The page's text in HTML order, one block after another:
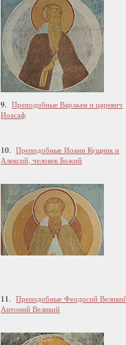
9.Преподобные Варлаам и царевич
Иоасаф
10.Преподобные Иоанн Кущник и
Алексий, человек Божий
11.Преподобные Феодосий
Антоний Великий